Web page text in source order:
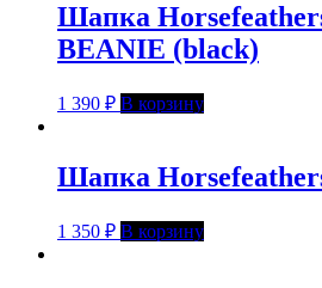
Шапка
BEANIE (black)
1 390 ₽ В корзину
Шапка
1 350 ₽ В корзину